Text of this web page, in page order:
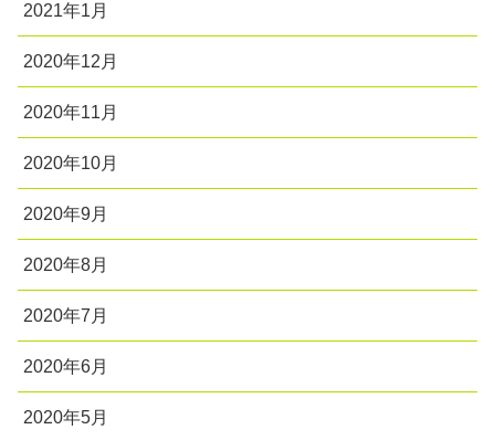
2021年1月
2020年12月
2020年11月
2020年10月
2020年9月
2020年8月
2020年7月
2020年6月
2020年5月